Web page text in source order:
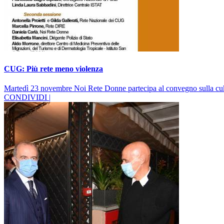
CUG: Più rete meno violenza
Martedì 23 novembre Noi Rete Donne partecipa al convegno sulla
CONDIVIDI |